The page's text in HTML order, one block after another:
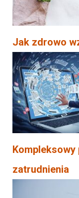
Jak zdrowo
zatrudnienia